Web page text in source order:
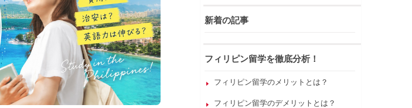
新着の記事
フィリピン留学を徹底分析！
フィリピン留学のメリットとは？
フィリピン留学のデメリットとは？